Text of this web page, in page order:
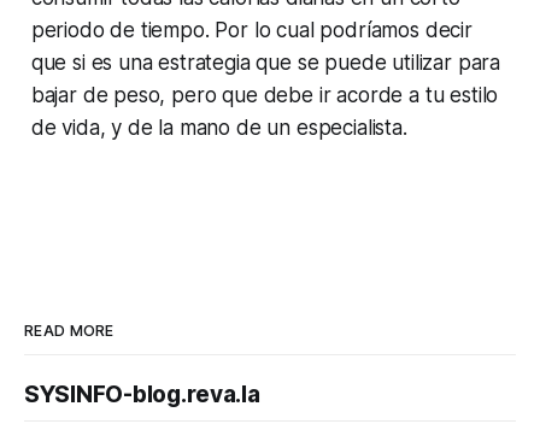
periodo de tiempo. Por lo cual podríamos decir
que si es una estrategia que se puede utilizar para
bajar de peso, pero que debe ir acorde a tu estilo
de vida, y de la mano de un especialista.
READ MORE
SYSINFO-blog.reva.la